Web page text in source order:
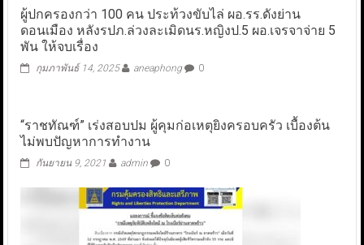
ผู้ปกครองกว่า 100 คน ประท้วงขับไล่ ผอ.รร.ดังย่าน
ดอนเมือง หลังรปภ.ล่วงละเมิดนร.หญิงป.5 ผอ.เจรจาจ่าย 5
พัน ให้จบเรื่อง
กุมภาพันธ์ 14, 2025 aneaphong 0
“ราชทัณฑ์” เร่งสอบปม ผู้คุมก่อเหตุยิงครอบครัว เบื้องต้น
ไม่พบปัญหาการทำงาน
กันยายน 9, 2021 admin 0